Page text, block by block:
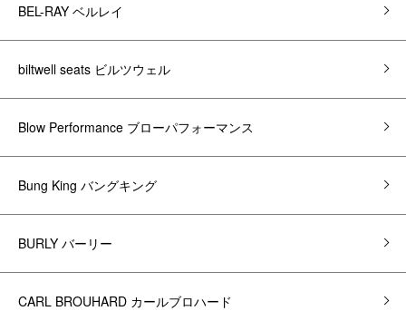
BEL-RAY ベルレイ
biltwell seats ビルツウェル
Blow Performance ブローパフォーマンス
Bung King バングキング
BURLY バーリー
CARL BROUHARD カールブロハード